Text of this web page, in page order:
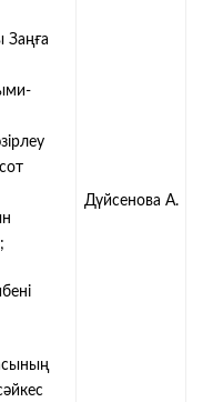
Заңға
Дүйсенова А.